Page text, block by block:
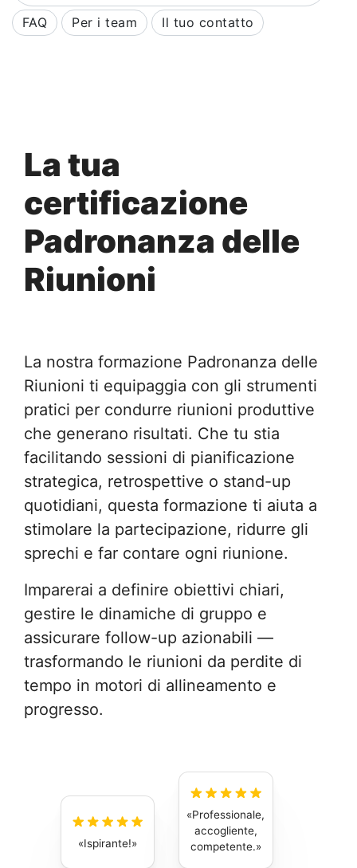
FAQ
Per i team Il tuo contatto
La tua
certificazione
Padronanza delle
Riunioni
La nostra formazione Padronanza delle
Riunioni ti equipaggia con gli strumenti
pratici per condurre riunioni produttive
che generano risultati. Che tu stia
facilitando sessioni di pianificazione
strategica, retrospettive o stand-up
quotidiani, questa formazione ti aiuta a
stimolare la partecipazione, ridurre gli
sprechi e far contare ogni riunione.
Imparerai a definire obiettivi chiari,
gestire le dinamiche di gruppo e
assicurare follow-up azionabili —
trasformando le riunioni da perdite di
tempo in motori di allineamento e
progresso.
Ispirante!
Professionale,
accogliente,
competente.